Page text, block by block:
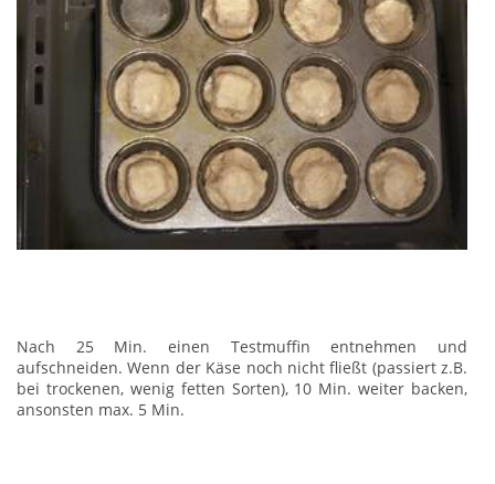
Nach 25 Min. einen Testmuffin entnehmen und
aufschneiden. Wenn der Käse noch nicht fließt (passiert z.B.
bei trockenen, wenig fetten Sorten), 10 Min. weiter backen,
ansonsten max. 5 Min.